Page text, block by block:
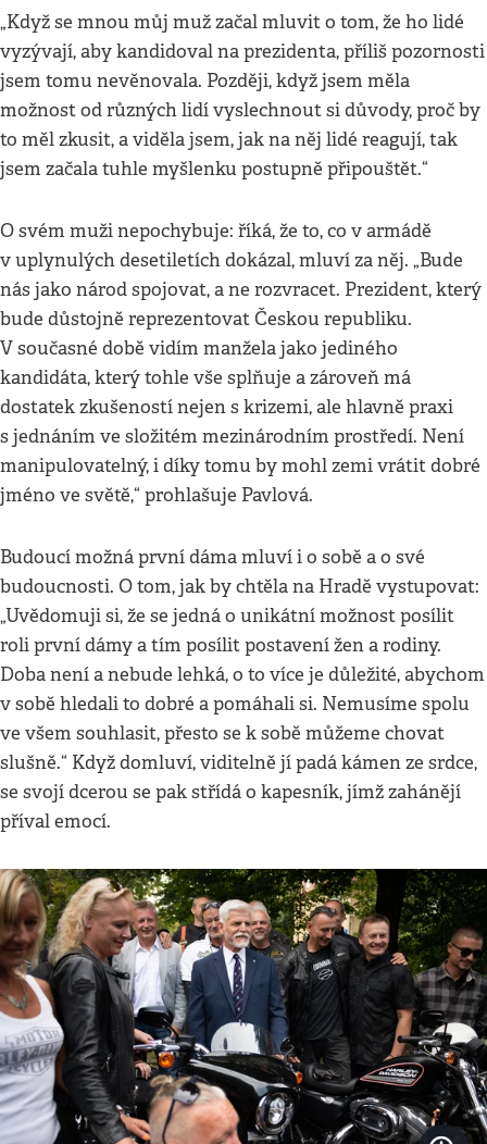
„Když se mnou můj muž začal mluvit o tom, že ho lidé
vyzývají, aby kandidoval na prezidenta, příliš pozornosti
jsem tomu nevěnovala. Později, když jsem měla
možnost od různých lidí vyslechnout si důvody, proč by
to měl zkusit, a viděla jsem, jak na něj lidé reagují, tak
jsem začala tuhle myšlenku postupně připouštět.“
O svém muži nepochybuje: říká, že to, co v armádě
v uplynulých desetiletích dokázal, mluví za něj. „Bude
nás jako národ spojovat, a ne rozvracet. Prezident, který
bude důstojně reprezentovat Českou republiku.
V současné době vidím manžela jako jediného
kandidáta, který tohle vše splňuje a zároveň má
dostatek zkušeností nejen s krizemi, ale hlavně praxi
s jednáním ve složitém mezinárodním prostředí. Není
manipulovatelný, i díky tomu by mohl zemi vrátit dobré
jméno ve světě,“ prohlašuje Pavlová.
Budoucí možná první dáma mluví i o sobě a o své
budoucnosti. O tom, jak by chtěla na Hradě vystupovat:
„Uvědomuji si, že se jedná o unikátní možnost posílit
roli první dámy a tím posílit postavení žen a rodiny.
Doba není a nebude lehká, o to více je důležité, abychom
v sobě hledali to dobré a pomáhali si. Nemusíme spolu
ve všem souhlasit, přesto se k sobě můžeme chovat
slušně.“ Když domluví, viditelně jí padá kámen ze srdce,
se svojí dcerou se pak střídá o kapesník, jímž zahánějí
příval emocí.